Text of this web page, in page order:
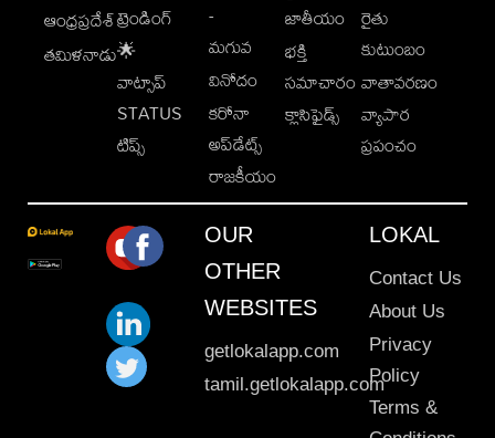
ఆంధ్రప్రదేశ్
తమిళనాడు
ట్రెండింగ్
🌟
వాట్సాప్
STATUS
టిప్స్
-
మగువ
వినోదం
కరోనా
అప్‌డేట్స్
రాజకీయం
జాతీయం
భక్తి
సమాచారం
క్లాసిఫైడ్స్
రైతు
కుటుంబం
వాతావరణం
వ్యాపార
ప్రపంచం
OUR
OTHER
WEBSITES
getlokalapp.com
tamil.getlokalapp.com
LOKAL
Contact Us
About Us
Privacy
Policy
Terms &